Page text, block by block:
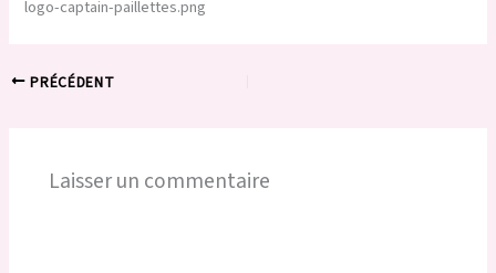
logo-captain-paillettes.png
PRÉCÉDENT
Laisser un commentaire